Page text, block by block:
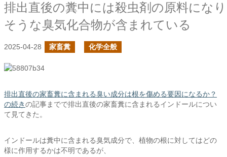
排出直後の糞中には殺虫剤の原料になり
そうな臭気化合物が含まれている
2025-04-28 家畜糞 化学全般
排出直後の家畜糞に含まれる臭い成分は根を傷める要因になるか？
の続きの記事までで排出直後の家畜糞に含まれるインドールについ
て見てきた。
インドールは糞中に含まれる臭気成分で、植物の根に対してはどの
様に作用するかは不明であるが、